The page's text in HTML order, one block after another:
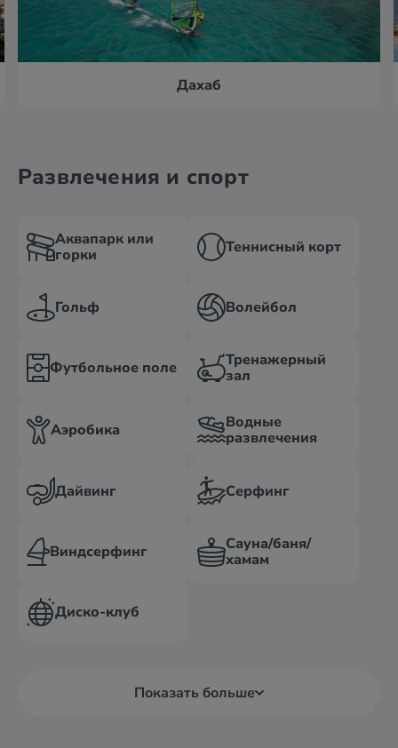
Дахаб
Развлечения и спорт
Аквапарк или
горки
Теннисный корт
Гольф Волейбол
Футбольное поле
Тренажерный
зал
Аэробика
Водные
развлечения
Дайвинг Серфинг
Виндсерфинг
Сауна/баня/
хамам
Диско-клуб
Показать больше